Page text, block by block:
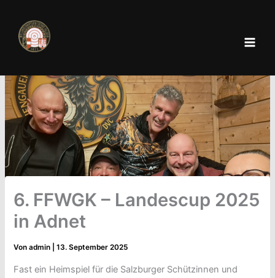
springen
6. FFWGK – Landescup 2025
in Adnet
Vonadmin |13. September 2025
Fast ein Heimspiel für die Salzburger Schützinnen und